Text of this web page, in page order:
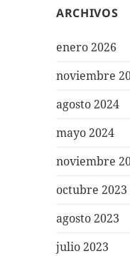
ARCHIVOS
enero 2026
noviembre
agosto 2024
mayo 2024
noviembre
octubre 2023
agosto 2023
julio 2023